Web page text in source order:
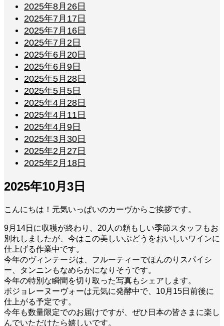
2025年8月26日
2025年7月17日
2025年7月16日
2025年7月2日
2025年6月20日
2025年6月9日
2025年5月28日
2025年5月5日
2025年4月28日
2025年4月11日
2025年4月9日
2025年3月30日
2025年2月27日
2025年2月18日
2025年10月3日
こんにちは！元気いっぱいのカーヴからご挨拶です。
9月14日に収穫が終わり、20人の頼もしい季節スタッフもお
別れしましたが、今はこの美しいぶどうをおいしいワインに
仕上げる作業中です。
今年のヴィンテージは、フルーティーでほんのりスパイシ
ー、タンニンもなめらかになりそうです。
今年の特別な瞬間を切り取った写真もシェアします。
ボジョレーヌーヴォーは元気に発酵中で、10月15日前後に
仕上がる予定です。
今年も数量限定でのお届けですが、ぜひ日本の皆さまに楽し
んでいただけたら嬉しいです。